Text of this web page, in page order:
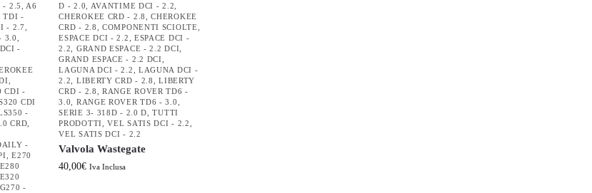
- 2.5
A6
TDI -
- 2.7
3.0
-
CDI -
CDI
-
CRD
-
,E270
E280
E320
G270 -
D - 2.0
AVANTIME DCI - 2.2
CHEROKEE CRD - 2.8
,CHEROKEE
CRD - 2.8
,COMPONENTI SCIOLTE
ESPACE DCI - 2.2
ESPACE DCI -
2.2
GRAND ESPACE - 2.2 DCI
GRAND ESPACE - 2.2 DCI
LAGUNA DCI - 2.2
LAGUNA DCI -
2.2
LIBERTY CRD - 2.8 ,LIBERTY
CRD - 2.8
,RANGE ROVER TD6 -
3.0
RANGE ROVER TD6 - 3.0
SERIE 3- 318D - 2.0 D ,TUTTI
PRODOTTI
,VEL SATIS DCI - 2.2
VEL SATIS DCI - 2.2
Valvola Wastegate
40,00€ Iva Inclusa